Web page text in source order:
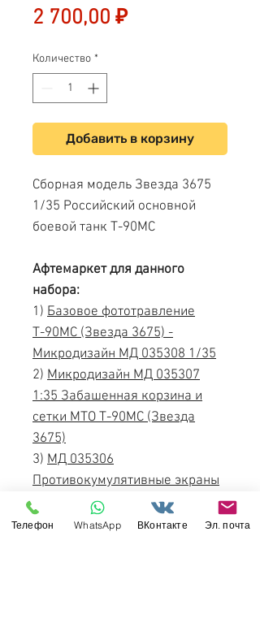
2 700,00 ₽Цена
Количество *
Добавить в корзину
Сборная модель Звезда 3675
1/35 Российский основной
боевой танк Т-90МС
Афтемаркет для данного
набора:
1) Базовое фототравление
Т-90МС (Звезда 3675) -
Микродизайн МД 035308 1/35
2) Микродизайн МД 035307
1:35 Забашенная корзина и
сетки МТО Т-90МС (Звезда
3675)
3) МД 035306
Противокумулятивные экраны
Т-90МС (Звезда 3675), 1:35
4)MTL-35085 MasterClub Траки
Телефон WhatsApp ВКонтакте Эл. почта